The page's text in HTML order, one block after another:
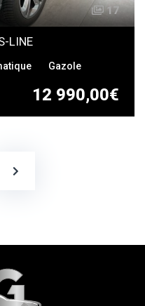
17
LINE
12 990,00€
Gazole